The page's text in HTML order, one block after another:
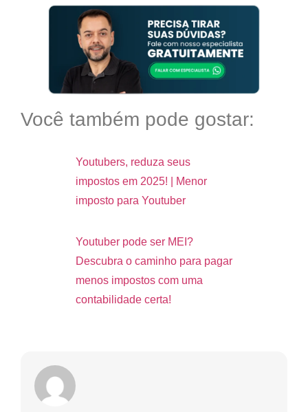
Você também pode gostar:
Youtubers, reduza seus
impostos em 2025! | Menor
imposto para Youtuber
Youtuber pode ser MEI?
Descubra o caminho para pagar
menos impostos com uma
contabilidade certa!